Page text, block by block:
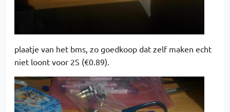
plaatje van het bms, zo goedkoop dat zelf maken echt
niet loont voor 2S (€0.89).